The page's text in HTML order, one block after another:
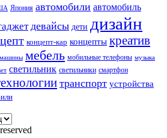
Япония автомобили автомобиль
девайсы дети дизайн
концепт-кар концепты креатив
машины мебель мобильные телефоны музыка
светильник светильники смартфон
транспорт устройства